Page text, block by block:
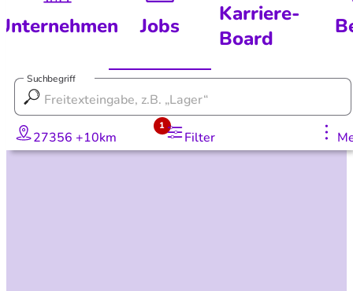
Jobs
Karriere-
Board
Suchbegriff
27356 +10km Filter
1